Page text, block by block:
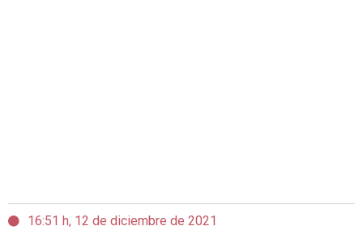
16:51 h, 12 de diciembre de 2021